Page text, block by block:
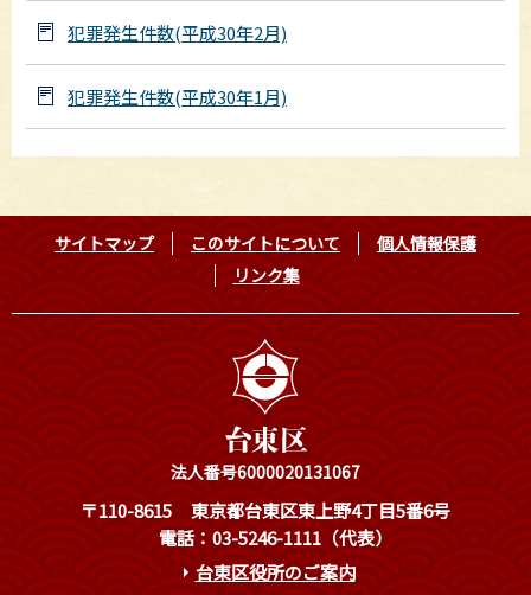
犯罪発生件数(平成30年2月)
犯罪発生件数(平成30年1月)
サイトマップ このサイトについて
個人情報保護
リンク集
法人番号6000020131067
〒110-8615
東京都台東区東上野4丁目5番6号
電話：03-5246-1111（代表）
台東区役所のご案内